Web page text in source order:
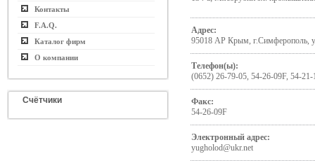
Контакты
F.A.Q.
Каталог фирм
О компании
Счётчики
Адрес:
95018 АР Крым, г.Симферополь,
Телефон(ы):
(0652) 26-79-05, 54-26-09F, 54-21-
Факс:
54-26-09F
Электронный адрес:
yugholod@ukr.net